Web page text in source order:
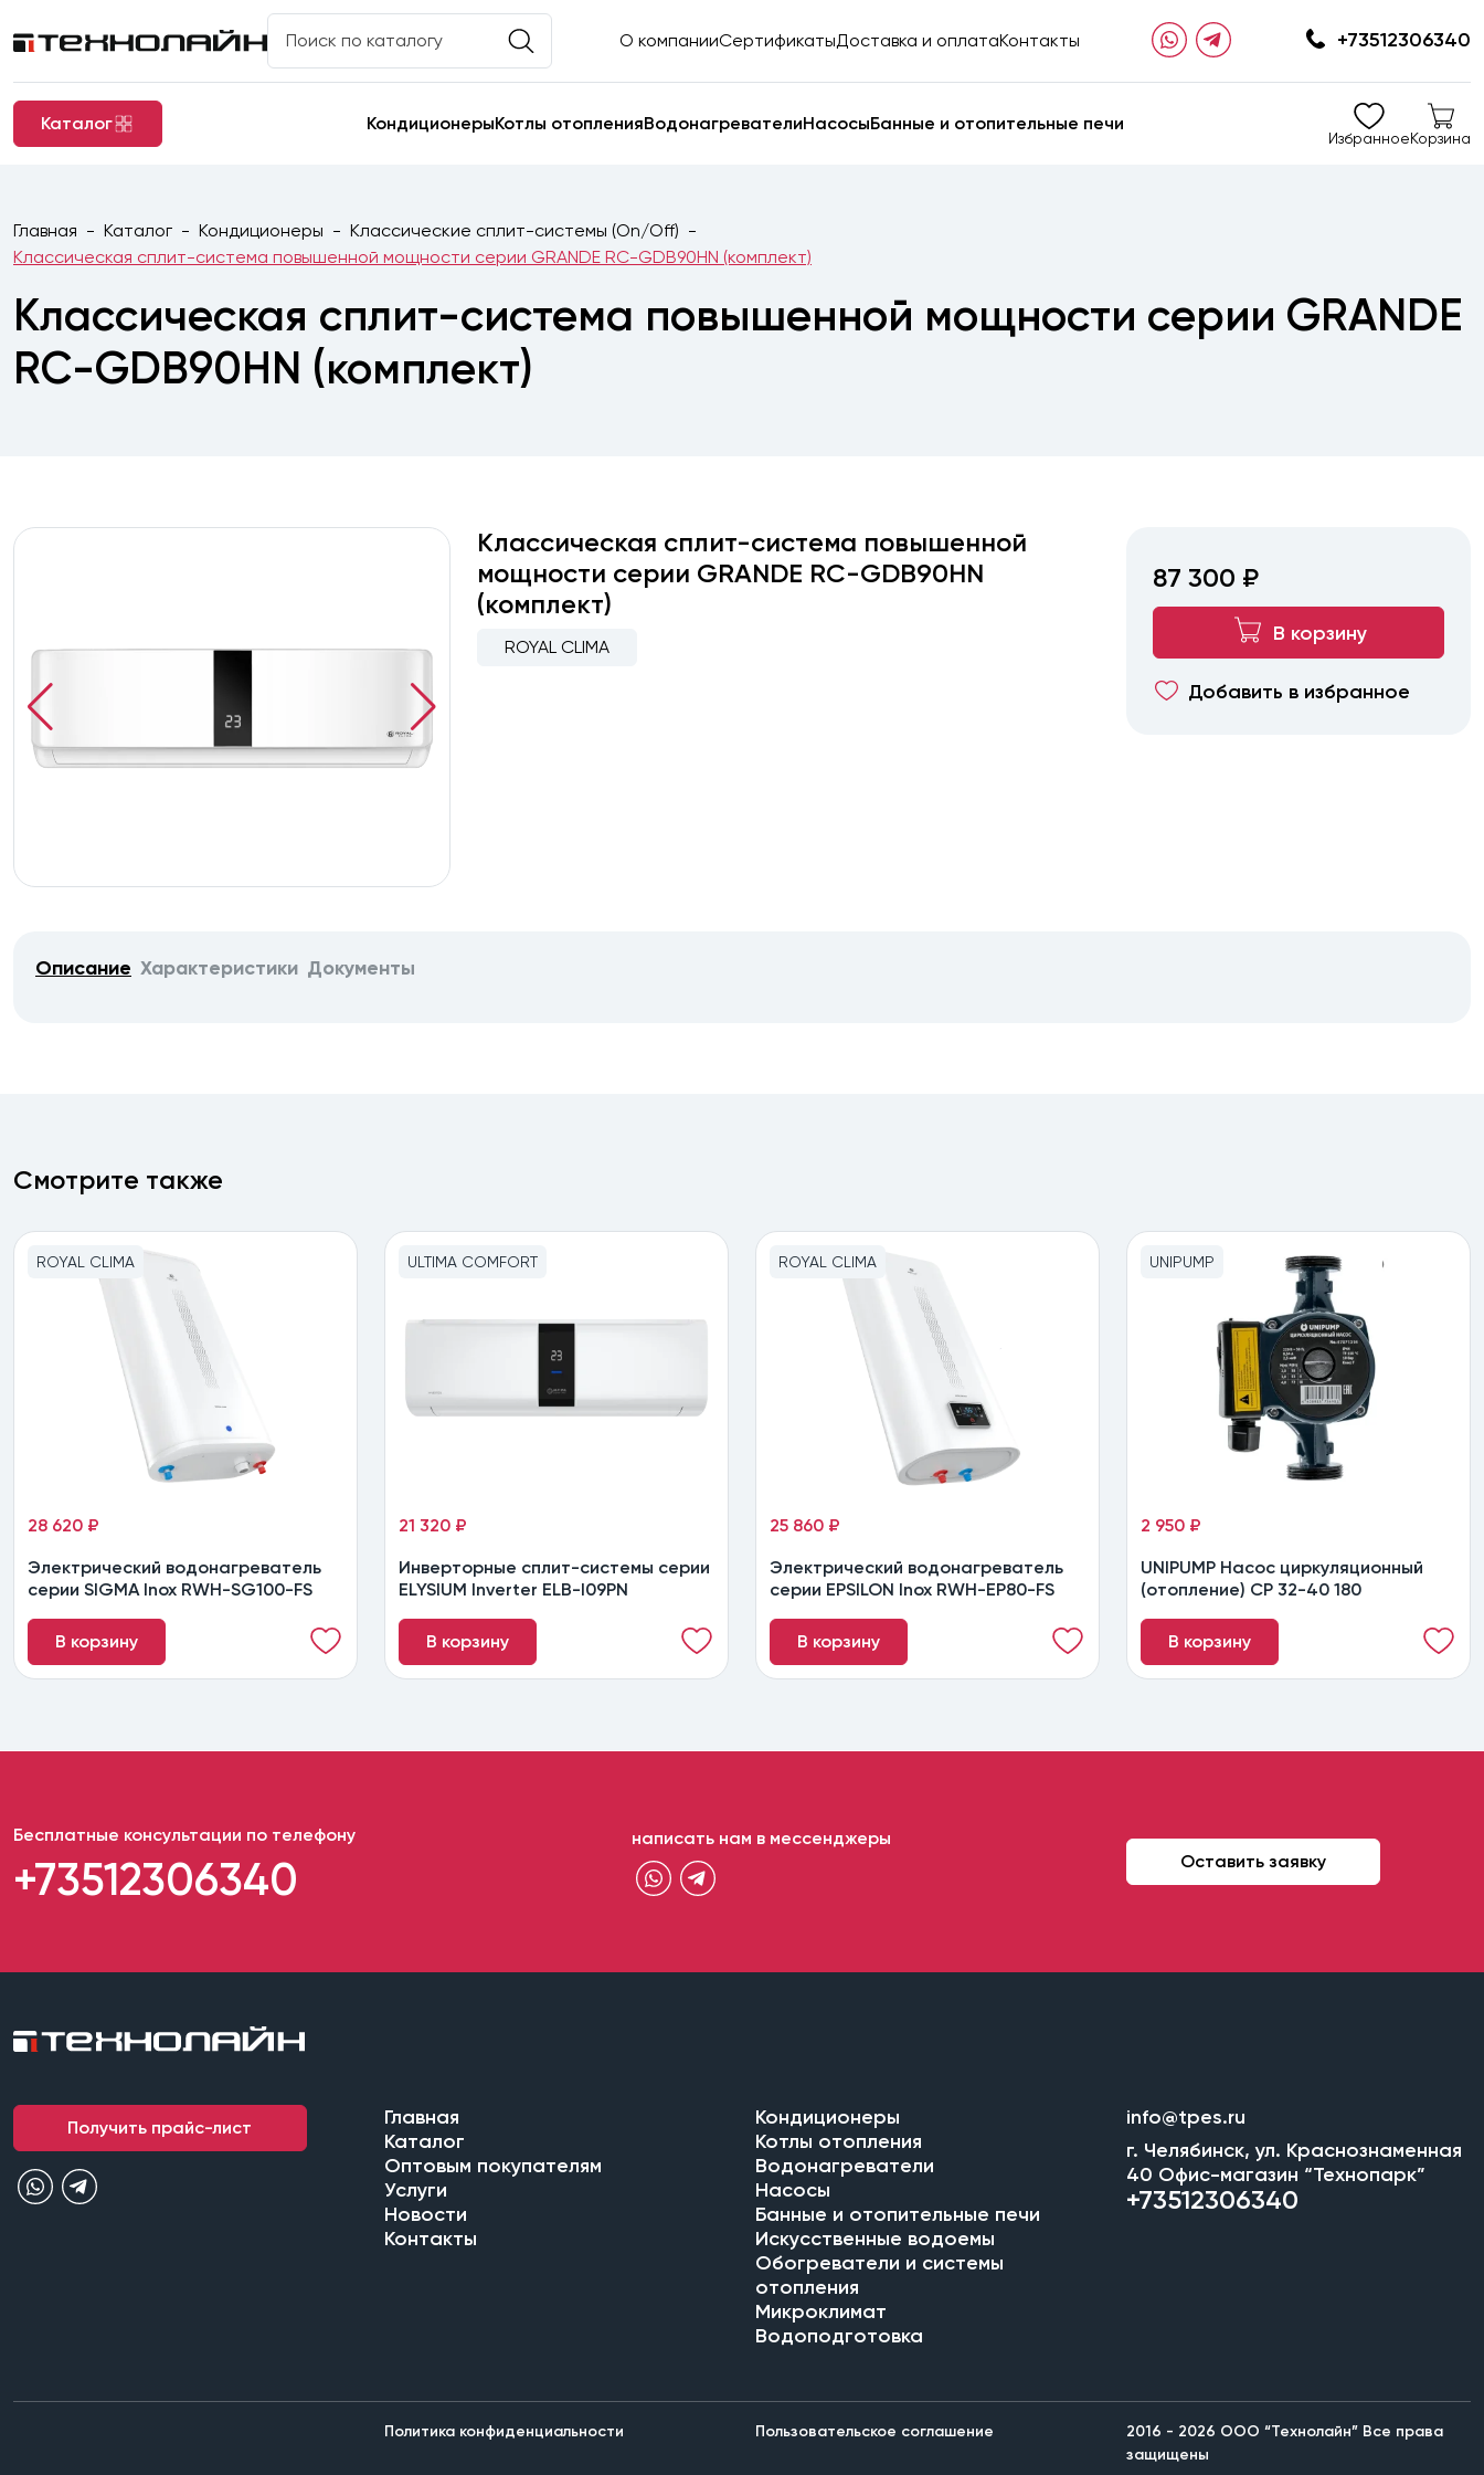
О компанииСертификатыДоставка и оплатаКонтакты +73512306340
Каталог КондиционерыКотлы отопленияВодонагревателиНасосыБанные и отопительные печи
ИзбранноеКорзина
Главная Каталог Кондиционеры
Классические сплит-системы (On/Off)
Классическая сплит-система повышенной мощности серии GRANDE RC-GDB90HN (комплект)
Классическая сплит-система повышенной мощности серии GRANDE
RC-GDB90HN (комплект)
Классическая сплит-система повышенной
мощности серии GRANDE RC-GDB90HN
(комплект)
ROYAL CLIMA
87 300 ₽
В корзину
Добавить в избранное
Описание Характеристики Документы
Смотрите также
ROYAL CLIMA
Электрический водонагреватель
серии SIGMA Inox RWH-SG100-FS
28 620 ₽
В корзину
ULTIMA COMFORT
Инверторные сплит-системы серии
ELYSIUM Inverter ELB-I09PN
21 320 ₽
В корзину
ROYAL CLIMA
Электрический водонагреватель
серии EPSILON Inox RWH-EP80-FS
25 860 ₽
В корзину
UNIPUMP
UNIPUMP Насос циркуляционный
(отопление) CP 32-40 180
2 950 ₽
В корзину
Бесплатные консультации по телефону
+73512306340
написать нам в мессенджеры
Оставить заявку
Получить прайс-лист
Главная
Каталог
Оптовым покупателям
Услуги
Новости
Контакты
Кондиционеры
Котлы отопления
Водонагреватели
Насосы
Банные и отопительные печи
Искусственные водоемы
Обогреватели и системы
отопления
Микроклимат
Водоподготовка
info@tpes.ru
г. Челябинск, ул. Краснознаменная
40 Офис-магазин “Технопарк”
+73512306340
Политика конфиденциальности Пользовательское соглашение
2016 - 2026 ООО “Технолайн” Все права
защищены